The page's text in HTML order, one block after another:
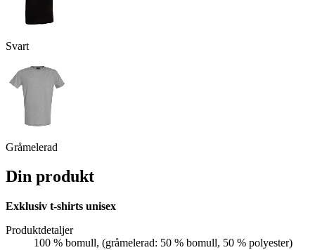
Svart
Gråmelerad
Din produkt
Exklusiv t-shirts unisex
Produktdetaljer
100 % bomull, (gråmelerad: 50 % bomull, 50 % polyester)